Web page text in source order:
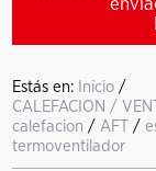
Estás en: Inicio /
CALEFACION /
calefacion / AFT /
termoventilador